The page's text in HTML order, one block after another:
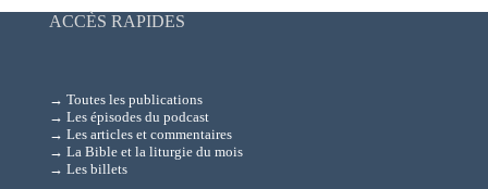
ACCÈS RAPIDES
→ Toutes les publications
→ Les épisodes du podcast
→ Les articles et commentaires
→ La Bible et la liturgie du mois
→ Les billets